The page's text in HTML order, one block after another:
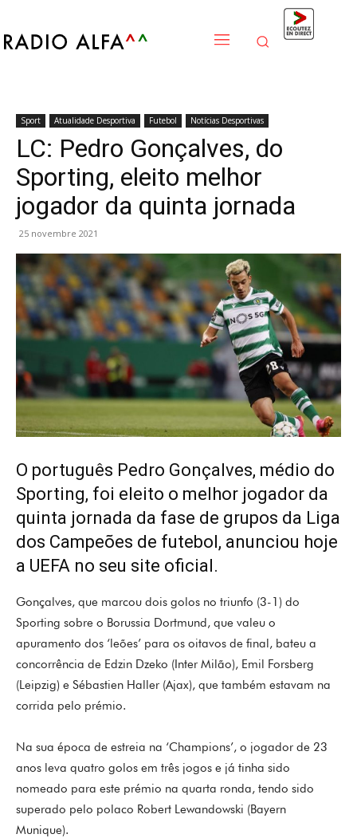
Sport Atualidade Desportiva Futebol Notícias Desportivas
LC: Pedro Gonçalves, do
Sporting, eleito melhor
jogador da quinta jornada
25 novembre 2021
O português Pedro Gonçalves, médio do
Sporting, foi eleito o melhor jogador da
quinta jornada da fase de grupos da Liga
dos Campeões de futebol, anunciou hoje
a UEFA no seu site oficial.
Gonçalves, que marcou dois golos no triunfo (3-1) do
Sporting sobre o Borussia Dortmund, que valeu o
apuramento dos ‘leões’ para os oitavos de final, bateu a
concorrência de Edzin Dzeko (Inter Milão), Emil Forsberg
(Leipzig) e Sébastien Haller (Ajax), que também estavam na
corrida pelo prémio.
Na sua época de estreia na ‘Champions’, o jogador de 23
anos leva quatro golos em três jogos e já tinha sido
nomeado para este prémio na quarta ronda, tendo sido
superado pelo polaco Robert Lewandowski (Bayern
Munique).